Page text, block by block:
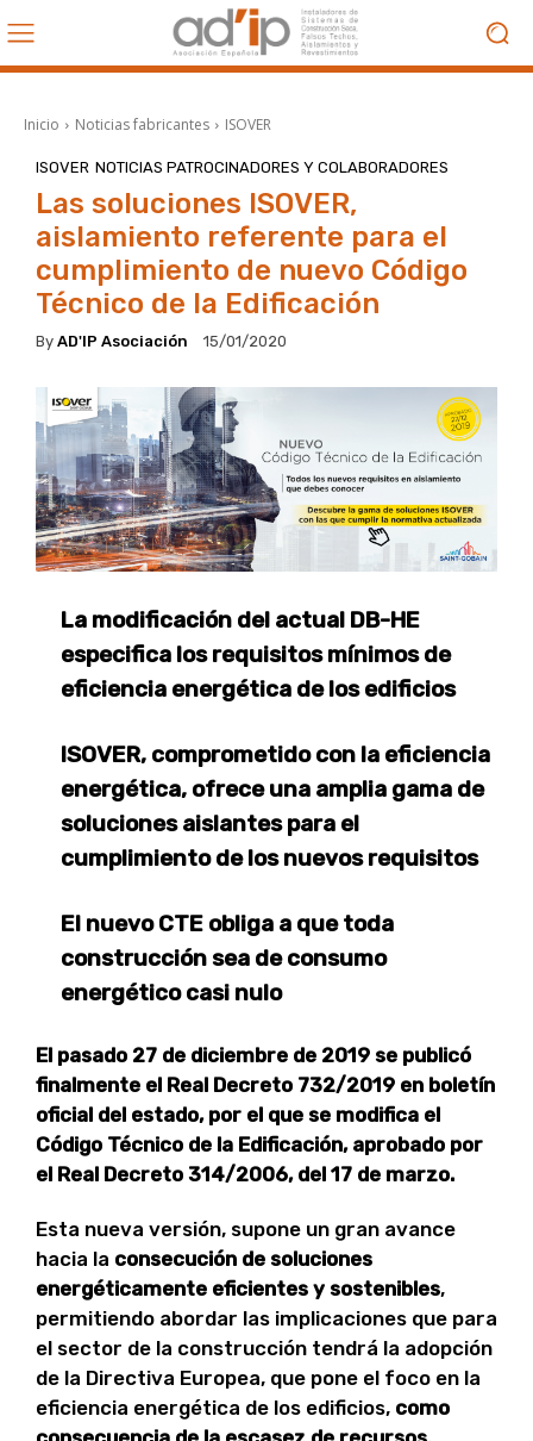
Inicio Noticias fabricantes ISOVER
ISOVER NOTICIAS PATROCINADORES Y COLABORADORES
Las soluciones ISOVER,
aislamiento referente para el
cumplimiento de nuevo Código
Técnico de la Edificación
By AD'IP Asociación 15/01/2020
La modificación del actual DB-HE
especifica los requisitos mínimos de
eficiencia energética de los edificios
ISOVER, comprometido con la eficiencia
energética, ofrece una amplia gama de
soluciones aislantes para el
cumplimiento de los nuevos requisitos
El nuevo CTE obliga a que toda
construcción sea de consumo
energético casi nulo
El pasado 27 de diciembre de 2019 se publicó
finalmente el Real Decreto 732/2019 en boletín
oficial del estado, por el que se modifica el
Código Técnico de la Edificación, aprobado por
el Real Decreto 314/2006, del 17 de marzo.
Esta nueva versión, supone un gran avance
hacia la consecución de soluciones
energéticamente eficientes y sostenibles,
permitiendo abordar las implicaciones que para
el sector de la construcción tendrá la adopción
de la Directiva Europea, que pone el foco en la
eficiencia energética de los edificios, como